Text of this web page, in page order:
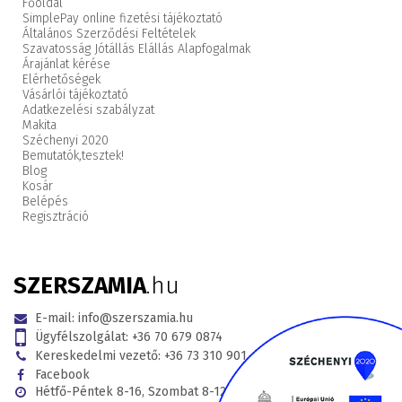
SimplePay online fizetési tájékoztató
Általános Szerződési Feltételek
Szavatosság Jótállás Elállás Alapfogalmak
Árajánlat kérése
Elérhetőségek
Vásárlói tájékoztató
Adatkezelési szabályzat
Makita
Széchenyi 2020
Bemutatók,tesztek!
Blog
Kosár
Belépés
Regisztráció
SZERSZAMIA.hu
E-mail: info@szerszamia.hu
Ügyfélszolgálat: +36 70 679 0874
Kereskedelmi vezető: +36 73 310 901
Facebook
Hétfő-Péntek 8-16, Szombat 8-12